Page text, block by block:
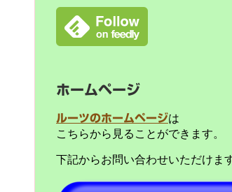
ホームページ
ルーツのホームページは
こちらから見ることができます。
下記からお問い合わせいただけます